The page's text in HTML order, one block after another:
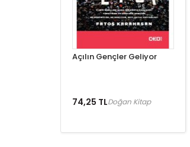
Açılın Gençler Geliyor
74,25 TLDoğan Kitap